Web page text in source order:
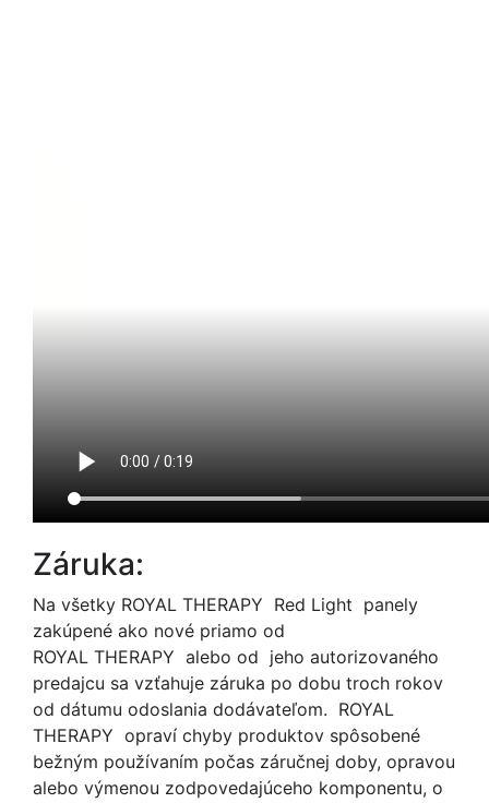
Záruka:
Na všetky ROYAL THERAPY Red Light panely
zakúpené ako nové priamo od
ROYAL THERAPY alebo od jeho autorizovaného
predajcu sa vzťahuje záruka po dobu troch rokov
od dátumu odoslania dodávateľom. ROYAL
THERAPY opraví chyby produktov spôsobené
bežným používaním počas záručnej doby, opravou
alebo výmenou zodpovedajúceho komponentu, o